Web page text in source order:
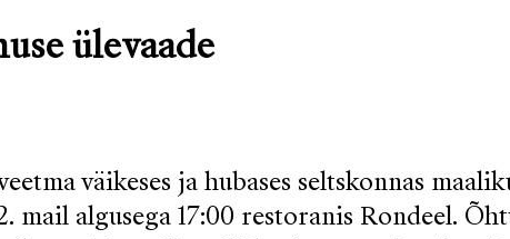
ülevaade
väikeses ja hubases seltskonnas
mail algusega 17:00 restoranis Rondeel.